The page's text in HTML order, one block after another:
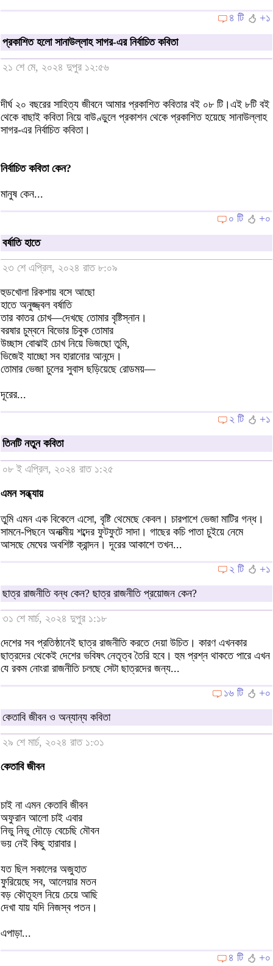
৪ টি
+১
প্রকাশিত হলো সানাউল্লাহ সাগর-এর নির্বাচিত কবিতা
২১ শে মে, ২০২৪ দুপুর ১২:৫৬
দীর্ঘ ২০ বছরের সাহিত্য জীবনে আমার প্রকাশিত কবিতার বই ০৮ টি।এই ৮টি বই
থেকে বাছাই কবিতা নিয়ে বাউণ্ডুলে প্রকাশন থেকে প্রকাশিত হয়েছে সানাউল্লাহ
সাগর-এর নির্বাচিত কবিতা।
নির্বাচিত কবিতা কেন?
মানুষ কেন...
০ টি
+০
বর্ষাতি হাতে
২৩ শে এপ্রিল, ২০২৪ রাত ৮:০৯
হুডখোলা রিকশায় বসে আছো
হাতে অনুজ্জ্বল বর্ষাতি
তার কাতর চোখ—দেখছে তোমার বৃষ্টিস্নান।
বরষার চুম্বনে বিভোর চিবুক তোমার
উচ্ছাস বোঝাই চোখ নিয়ে ভিজছো তুমি,
ভিজেই যাচ্ছো সব হারানোর আনন্দে।
তোমার ভেজা চুলের সুবাস ছড়িয়েছে রোডময়—
দূরের...
২ টি
+১
তিনটি নতুন কবিতা
০৮ ই এপ্রিল, ২০২৪ রাত ১:২৫
এমন সন্ধ্যায়
তুমি এমন এক বিকেলে এসো, বৃষ্টি থেমেছে কেবল। চারপাশে ভেজা মাটির গন্ধ।
সামনে-পিছনে অনাত্মীয় শব্দের ফুটফুটে সাদা। গাছের কচি পাতা চুইয়ে নেমে
আসছে মেঘের অবশিষ্ট ক্রান্দন। দূরের আকাশে তখন...
২ টি
+১
ছাত্র রাজনীতি বন্ধ কেন? ছাত্র রাজনীতি প্রয়োজন কেন?
৩১ শে মার্চ, ২০২৪ দুপুর ১:১৮
দেশের সব প্রতিষ্ঠানেই ছাত্র রাজনীতি করতে দেয়া উচিত। কারণ এখনকার
ছাত্রদের থেকেই দেশের ভবিষৎ নেতৃত্ব তৈরি হবে। হুম প্রশ্ন থাকতে পারে এখন
যে রকম নোংরা রাজনীতি চলছে সেটা ছাত্রদের জন্য...
১৬ টি
+০
কেতাবি জীবন ও অন্যান্য কবিতা
২৯ শে মার্চ, ২০২৪ রাত ১:৩১
কেতাবি জীবন
চাই না এমন কেতাবি জীবন
অফুরান আলো চাই এবার
নিভু নিভু দৌড়ে বেচেছি মৌবন
ভয় নেই কিছু হারাবার।
যত ছিল সকালের অজুহাত
ফুরিয়েছে সব, আলেয়ার মতন
বড় কৌতূহল নিয়ে চেয়ে আছি
দেখা যায় যদি নিজস্ব পতন।
এপাড়া...
৪ টি
+০